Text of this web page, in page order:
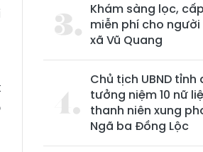
Khám sàng lọc,
miễn phí cho
xã Vũ Quang
Chủ tịch UBND tỉnh
tưởng niệm 10 nữ
thanh niên xung
Ngã ba Đồng Lộc